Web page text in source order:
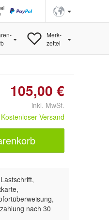
Merk-
zettel
105,00 €
inkl. MwSt.
Kostenloser Versand
nach 30